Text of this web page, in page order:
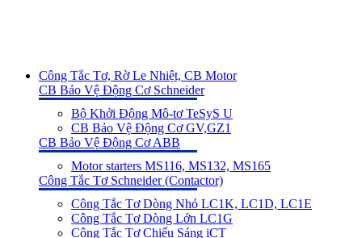
Công Tắc Tơ, Rờ Le Nhiệt, CB Motor
CB Bảo Vệ Động Cơ Schneider
Bộ Khởi Động Mô-tơ TeSyS U
CB Bảo Vệ Động Cơ GV,GZ1
CB Bảo Vệ Động Cơ ABB
Motor starters MS116, MS132, MS165
Công Tắc Tơ Schneider (Contactor)
Công Tắc Tơ Dòng Nhỏ LC1K, LC1D, LC1E
Công Tắc Tơ Dòng Lớn LC1G
Công Tắc Tơ Chiếu Sáng iCT